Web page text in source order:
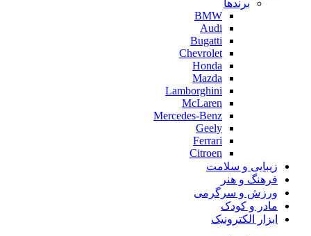
برندها
BMW
Audi
Bugatti
Chevrolet
Honda
Mazda
Lamborghini
McLaren
Mercedes-Benz
Geely
Ferrari
Citroen
زیبایی و سلامت
فرهنگ و هنر
ورزش و سرگرمی
مادر و کودک
ابزار الکترونیک